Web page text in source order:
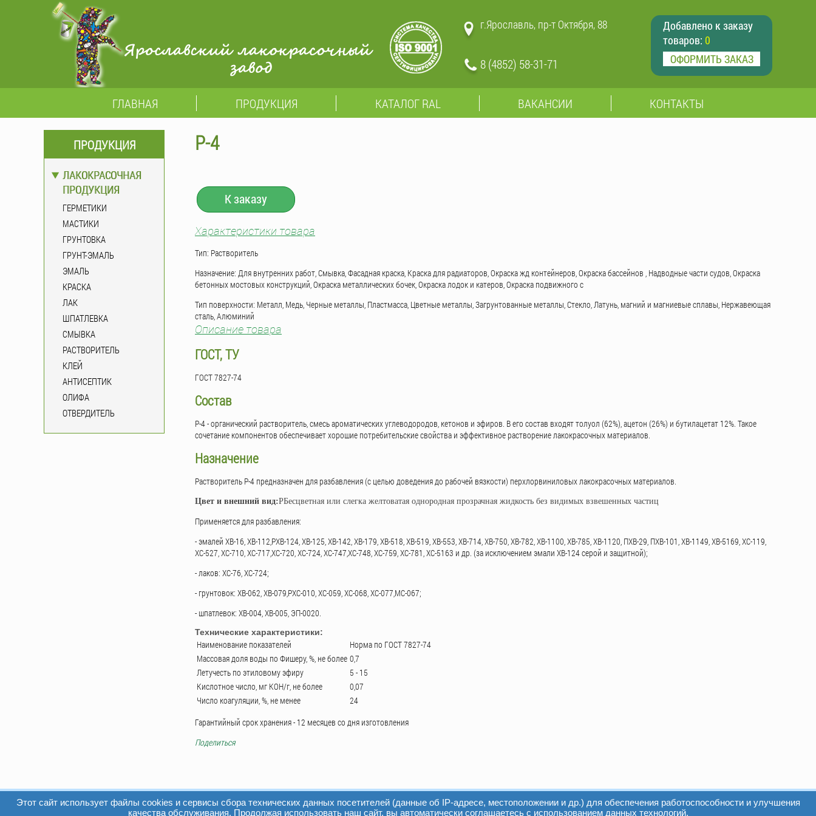
г.Ярославль, пр-т Октября, 88
8 (4852) 58-31-71
Добавлено к заказу
товаров: 0
ОФОРМИТЬ ЗАКАЗ
ГЛАВНАЯ ПРОДУКЦИЯ КАТАЛОГ RAL ВАКАНСИИ КОНТАКТЫ
ПРОДУКЦИЯ
ЛАКОКРАСОЧНАЯ
ПРОДУКЦИЯ
ГЕРМЕТИКИ
МАСТИКИ
ГРУНТОВКА
ГРУНТ-ЭМАЛЬ
ЭМАЛЬ
КРАСКА
ЛАК
ШПАТЛЕВКА
СМЫВКА
РАСТВОРИТЕЛЬ
КЛЕЙ
АНТИСЕПТИК
ОЛИФА
ОТВЕРДИТЕЛЬ
Р-4
К заказу
Характеристики товара
Тип: Растворитель
Назначение: Для внутренних работ, Смывка, Фасадная краска, Краска для радиаторов, Окраска жд контейнеров, Окраска бассейнов , Надводные части судов, Окраска
бетонных мостовых конструкций, Окраска металлических бочек, Окраска лодок и катеров, Окраска подвижного с
Тип поверхности: Металл, Медь, Черные металлы, Пластмасса, Цветные металлы, Загрунтованные металлы, Стекло, Латунь, магний и магниевые сплавы, Нержавеющая
сталь, Алюминий
Описание товара
ГОСТ, ТУ
ГОСТ 7827-74
Состав
P-4 - органический растворитель, смесь ароматических углеводородов, кетонов и эфиров. В его состав входят толуол (62%), ацетон (26%) и бутилацетат 12%. Такое
сочетание компонентов обеспечивает хорошие потребительские свойства и эффективное растворение лакокрасочных материалов.
Назначение
Растворитель Р-4 предназначен для разбавления (с целью доведения до рабочей вязкости) перхлорвиниловых лакокрасочных материалов.
Цвет и внешний вид:PБесцветная или слегка желтоватая однородная прозрачная жидкость без видимых взвешенных частиц
Применяется для разбавления:
- эмалей ХВ-16, ХВ-112,PХВ-124, ХВ-125, ХВ-142, ХВ-179, ХВ-518, ХВ-519, ХВ-553, ХВ-714, ХВ-750, ХВ-782, ХВ-1100, ХВ-785, ХВ-1120, ПХВ-29, ПХВ-101, ХВ-1149, ХВ-5169, ХС-119,
ХС-527, ХС-710, ХС-717,ХС-720, ХС-724, ХС-747,ХС-748, ХС-759, ХС-781, ХС-5163 и др. (за исключением эмали ХВ-124 серой и защитной);
- лаков: ХС-76, ХС-724;
- грунтовок: ХВ-062, ХВ-079,PХС-010, ХС-059, ХС-068, ХС-077,МС-067;
- шпатлевок: ХВ-004, ХВ-005, ЭП-0020.
Технические характеристики:
Наименование показателей
Норма по ГОСТ 7827-74
Массовая доля воды по Фишеру, %, не более 0,7
Летучесть по этиловому эфиру
5 - 15
Кислотное число, мг КОН/г, не более
0,07
Число коагуляции, %, не менее
24
Гарантийный срок хранения - 12 месяцев со дня изготовления
Поделиться
Этот сайт использует файлы cookies и сервисы сбора технических данных посетителей (данные об IP-адресе, местоположении и др.) для обеспечения работоспособности и улучшения
качества обслуживания. Продолжая использовать наш сайт, вы автоматически соглашаетесь с использованием данных технологий.